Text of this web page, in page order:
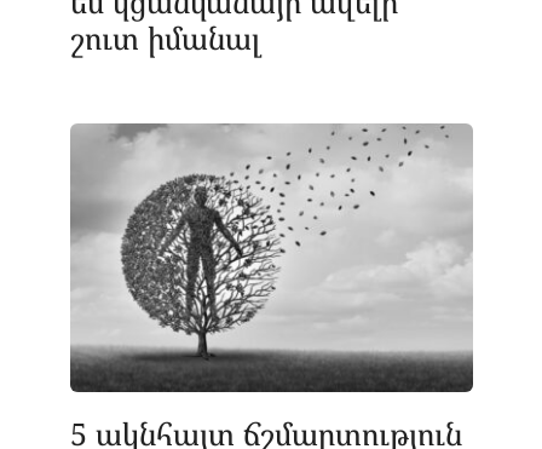
շուտ իմանալ
5 ակնհայտ ճշմարտություն